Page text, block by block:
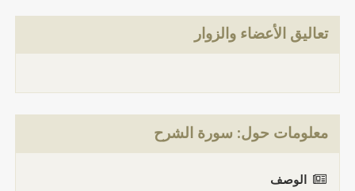
تعاليق الأعضاء والزوار
معلومات حول: سورة الشرح
الوصف